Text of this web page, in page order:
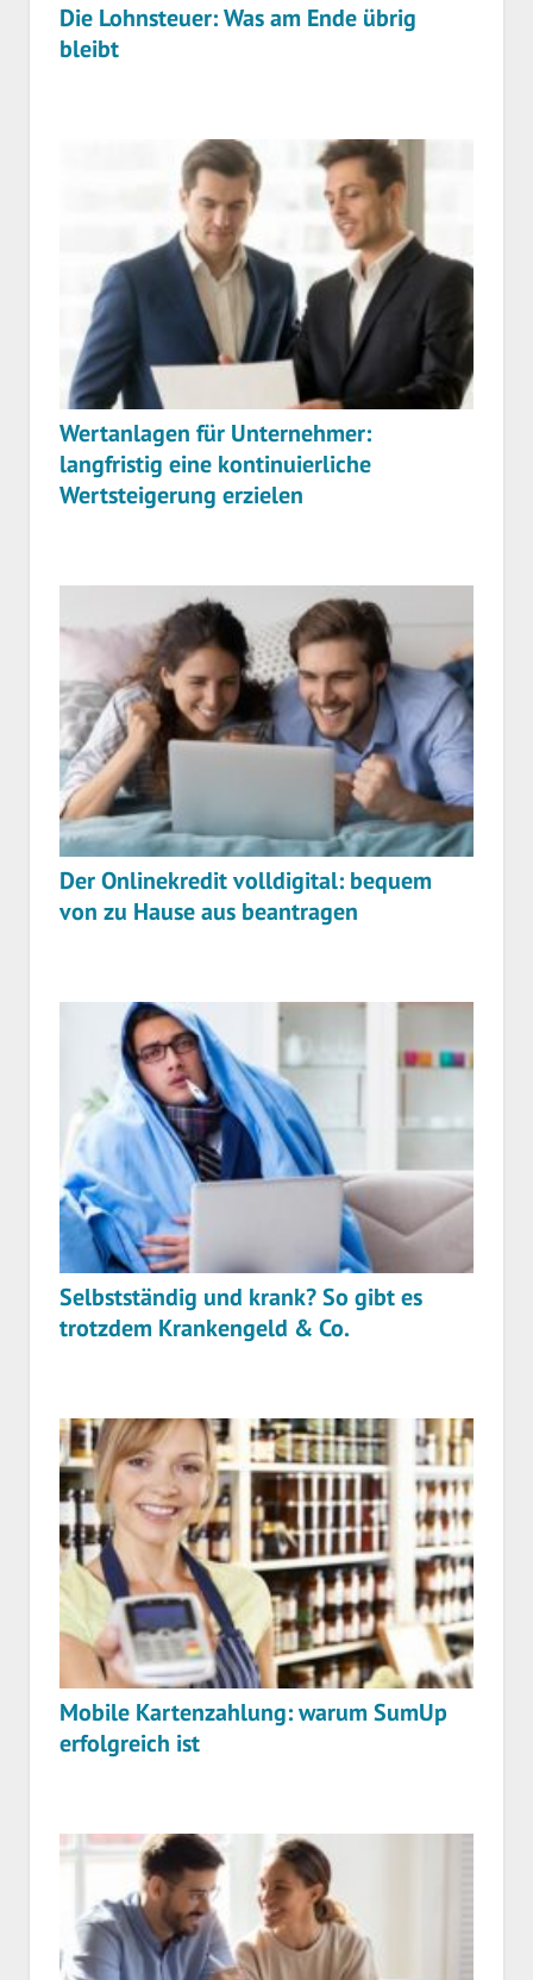
Die Lohnsteuer: Was am Ende übrig
bleibt
Wertanlagen für Unternehmer:
langfristig eine kontinuierliche
Wertsteigerung erzielen
Der Onlinekredit volldigital: bequem
von zu Hause aus beantragen
Selbstständig und krank? So gibt es
trotzdem Krankengeld & Co.
Mobile Kartenzahlung: warum SumUp
erfolgreich ist